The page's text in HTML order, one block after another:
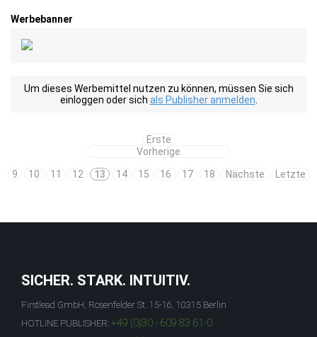
Werbebanner
Um dieses Werbemittel nutzen zu können, müssen Sie sich
einloggen oder sich als Publisher anmelden
Erste
Vorherige
9
10 11 12 13 14 15 16 17 18 Nächste Letzte
SICHER. STARK. INTUITIV.
Firstlead GmbH, Rosenfelder St. 15-16, 10315 Berlin
HOTLINE PUBLISHER: +49 (0)30 - 609 83 61-0